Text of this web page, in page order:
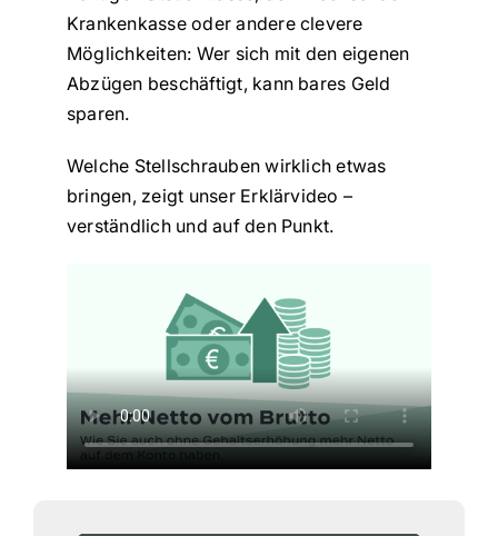
Krankenkasse oder andere clevere
Möglichkeiten: Wer sich mit den eigenen
Abzügen beschäftigt, kann bares Geld
sparen.
Welche Stellschrauben wirklich etwas
bringen, zeigt unser Erklärvideo –
verständlich und auf den Punkt.